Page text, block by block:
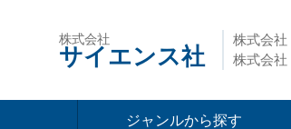
株式会社
サイエンス社
株式会社
株式会社
ジャンルから探す